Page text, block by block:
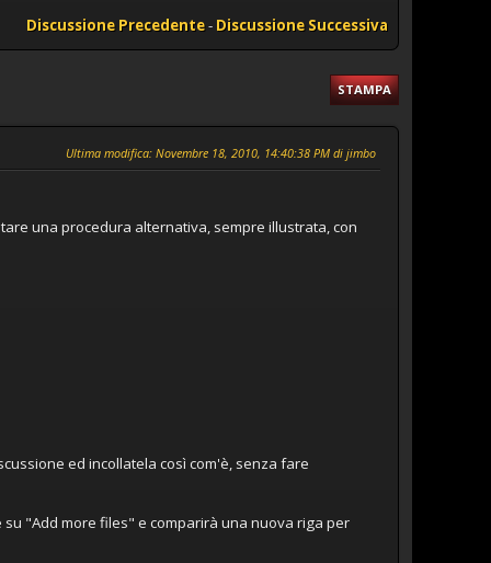
Discussione Precedente- Discussione Successiva
STAMPA
Ultima modifica: Novembre 18, 2010, 14:40:38 PM di jimbo
una procedura alternativa, sempre illustrata, con
ed incollatela così com'è, senza fare
"Add more files" e comparirà una nuova riga per